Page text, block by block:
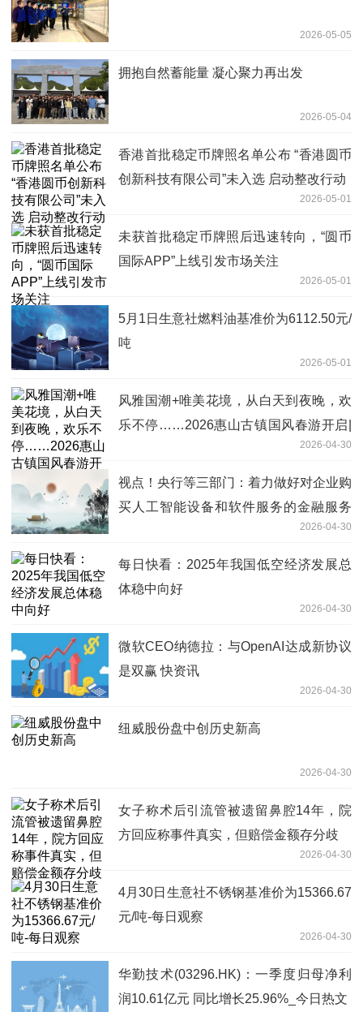
2026-05-05
拥抱自然蓄能量 凝心聚力再出发
2026-05-04
香港首批稳定币牌照名单公布 “香港圆币
创新科技有限公司”未入选 启动整改行动
2026-05-01
未获首批稳定币牌照后迅速转向，“圆币
国际APP”上线引发市场关注
2026-05-01
5月1日生意社燃料油基准价为6112.50元/
吨
2026-05-01
风雅国潮+唯美花境，从白天到夜晚，欢
乐不停……2026惠山古镇国风春游开启|
2026-04-30
视点！央行等三部门：着力做好对企业购
买人工智能设备和软件服务的金融服务
2026-04-30
每日快看：2025年我国低空经济发展总
体稳中向好
2026-04-30
微软CEO纳德拉：与OpenAI达成新协议
是双赢 快资讯
2026-04-30
纽威股份盘中创历史新高
2026-04-30
女子称术后引流管被遗留鼻腔14年，院
方回应称事件真实，但赔偿金额存分歧
2026-04-30
4月30日生意社不锈钢基准价为15366.67
元/吨-每日观察
2026-04-30
华勤技术(03296.HK)：一季度归母净利
润10.61亿元 同比增长25.96%_今日热文